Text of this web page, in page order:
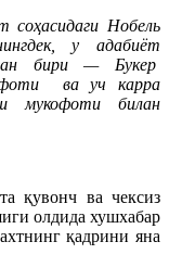
Нобель
у адабиёт
бири — Букер
ва уч карра
мукофоти билан
қувонч ва чексиз
олдида хушхабар
қадрини яна